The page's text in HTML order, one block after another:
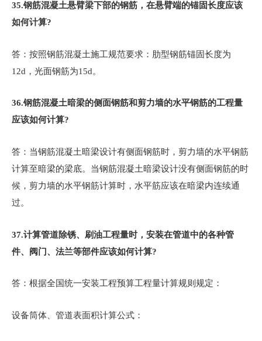
35.钢筋混凝土悬臂梁下部的钢筋，在悬臂端的锚固长度应该
如何计算?
答：按照钢筋混凝土施工规范要求：肋型钢筋锚固长度为
12d，光面钢筋为15d。
36.钢筋混凝土暗梁的侧面钢筋和剪力墙的水平钢筋的工程量
应该如何计算?
答：当钢筋混凝土暗梁设计有侧面钢筋时，剪力墙的水平钢筋
计算至暗梁的梁底。当钢筋混凝土暗梁设计没有侧面钢筋的时
候，剪力墙的水平钢筋计算时，水平筋应该在暗梁内连续通
过。
37.计算管道除锈、刷油工程量时，安装在管道中的各种管
件、阀门、法兰等部件应该如何计算?
答：根据全国统一安装工程预算工程量计算规则规定：
设备筒体、管道表面积计算公式：